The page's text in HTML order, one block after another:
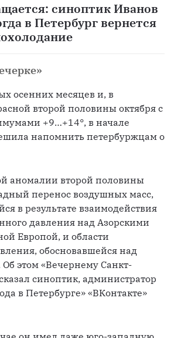
синоптик Иванов
в Петербург вернется
осенних месяцев и, в
второй половины октября с
+9…+14°, в начале
напомнить петербуржцам о
аномалии второй половины
перенос воздушных масс,
в результате взаимодействия
давления над Азорскими
Европой, и области
обосновавшейся над
этом «Вечернему Санкт-
синоптик, администратор
в Петербурге» «ВКонтакте»